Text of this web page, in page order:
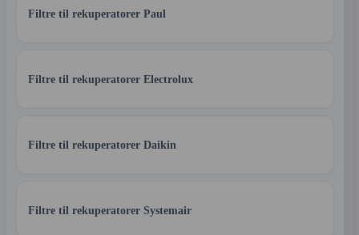
Filtre til rekuperatorer Paul
Filtre til rekuperatorer Electrolux
Filtre til rekuperatorer Daikin
Filtre til rekuperatorer Systemair